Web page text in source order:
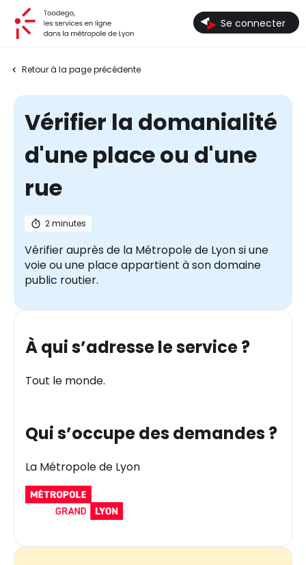
Se connecter
Retour à la page précédente
Vérifier la domanialité
d'une place ou d'une
rue
2 minutes
Vérifier auprès de la Métropole de Lyon si une
voie ou une place appartient à son domaine
public routier.
À qui s’adresse le service ?
Tout le monde.
Qui s’occupe des demandes ?
La Métropole de Lyon